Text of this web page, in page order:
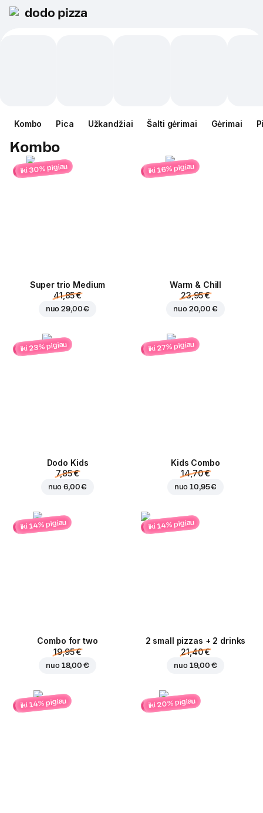
dodo pizza
Kombo Pica Užkandžiai Šalti gėrimai Gėrimai
Kombo
iki 30% pigiau
Super trio Medium
41,85 €
nuo29,00 €
iki 16% pigiau
Warm & Chill
23,95 €
nuo 20,00 €
iki 23% pigiau
Dodo Kids
7,85 €
nuo6,00 €
iki 27% pigiau
Kids Combo
14,70 €
nuo10,95 €
iki 14% pigiau
Combo for two
19,95 €
nuo 18,00 €
iki 14% pigiau
2 small pizzas + 2 drinks
21,40 €
nuo 19,00 €
iki 14% pigiau iki 20% pigiau